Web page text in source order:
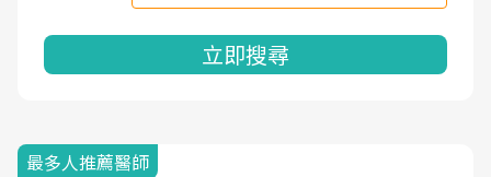
立即搜尋
最多人推薦醫師